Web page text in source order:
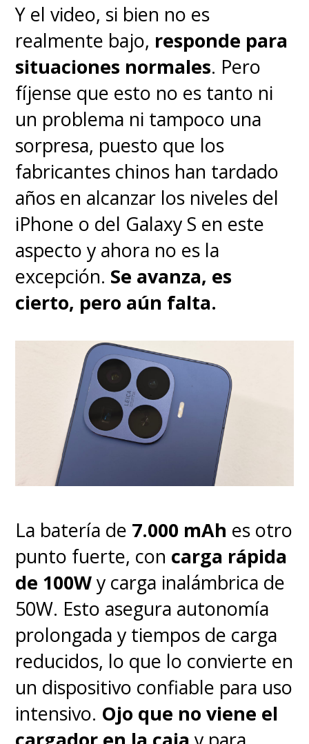
Y el video, si bien no es
realmente bajo, responde para
situaciones normales. Pero
fíjense que esto no es tanto ni
un problema ni tampoco una
sorpresa, puesto que los
fabricantes chinos han tardado
años en alcanzar los niveles del
iPhone o del Galaxy S en este
aspecto y ahora no es la
excepción. Se avanza, es
cierto, pero aún falta.
La batería de 7.000 mAh es otro
punto fuerte, con carga rápida
de 100Wy carga inalámbrica de
50W. Esto asegura autonomía
prolongada y tiempos de carga
reducidos, lo que lo convierte en
un dispositivo confiable para uso
intensivo. Ojo que no viene el